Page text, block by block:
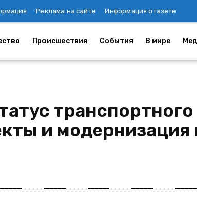
Реклама на сайте Информация о газете
Происшествия События В мире
и модернизация